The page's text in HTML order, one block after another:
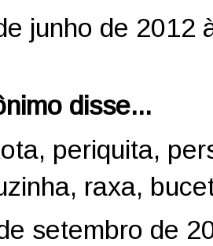
junho de 2012
disse...
periquita,
raxa,
setembro de